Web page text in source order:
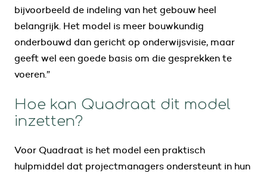
bijvoorbeeld de indeling van het gebouw heel
belangrijk. Het model is meer bouwkundig
onderbouwd dan gericht op onderwijsvisie, maar
geeft wel een goede basis om die gesprekken te
voeren.”
Hoe kan Quadraat dit model
inzetten?
Voor Quadraat is het model een praktisch
hulpmiddel dat projectmanagers ondersteunt in hun